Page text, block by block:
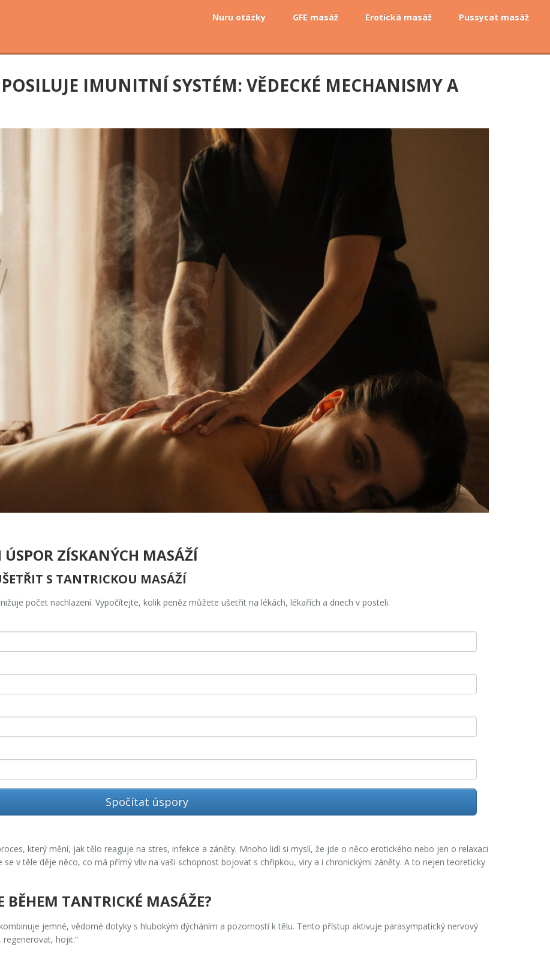
Nuru otázky GFE masáž Erotická masáž Pussycat masáž
IMUNITNÍ SYSTÉM: VĚDECKÉ MECHANISMY A
ZÍSKANÝCH MASÁŽÍ
S TANTRICKOU MASÁŽÍ
počet nachlazení. Vypočítejte, kolik peněz můžete ušetřit na lékách, lékařích a dnech v posteli.
Spočítat úspory
který mění, jak tělo reaguje na stres, infekce a záněty. Mnoho lidí si myslí, že jde o něco erotického nebo jen o relaxaci
se v těle děje něco, co má přímý vliv na vaši schopnost bojovat s chřipkou, viry a i chronickými záněty. A to nejen teoreticky
BĚHEM TANTRICKÉ MASÁŽE?
jemné, vědomé dotyky s hlubokým dýcháním a pozorností k tělu. Tento přístup aktivuje parasympatický nervový
hojit.“